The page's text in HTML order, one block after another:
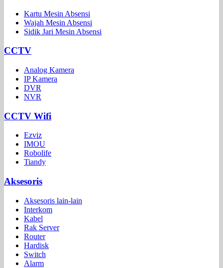
Kartu Mesin Absensi
Wajah Mesin Absensi
Sidik Jari Mesin Absensi
CCTV
Analog Kamera
IP Kamera
DVR
NVR
CCTV Wifi
Ezviz
IMOU
Robolife
Tiandy
Aksesoris
Aksesoris lain-lain
Interkom
Kabel
Rak Server
Router
Hardisk
Switch
Alarm